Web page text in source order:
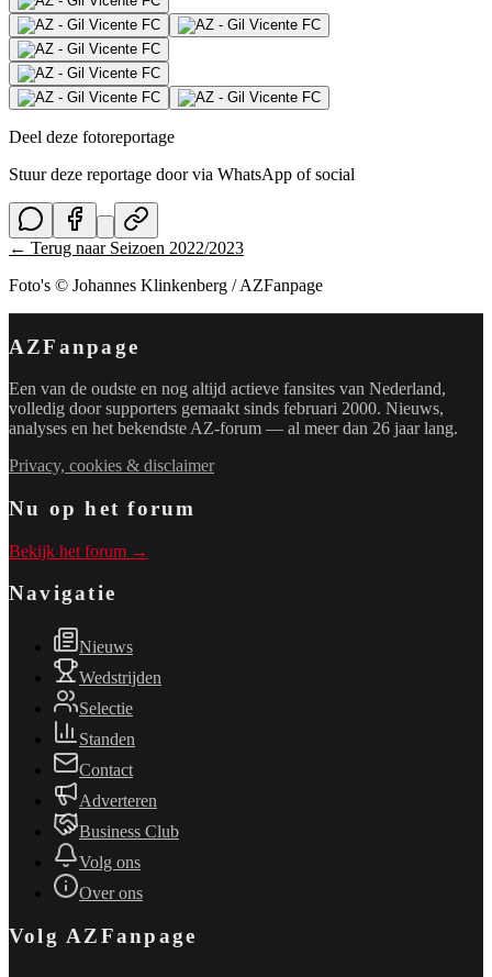
Deel deze fotoreportage
Stuur deze reportage door via WhatsApp of social
← Terug naar Seizoen 2022/2023
Foto's © Johannes Klinkenberg / AZFanpage
AZFanpage
Een van de oudste en nog altijd actieve fansites van Nederland,
volledig door supporters gemaakt sinds februari 2000. Nieuws,
analyses en het bekendste AZ-forum — al meer dan 26 jaar lang.
Privacy, cookies & disclaimer
Nu op het forum
Bekijk het forum →
Navigatie
Nieuws
Wedstrijden
Selectie
Standen
Contact
Adverteren
Business Club
Volg ons
Over ons
Volg AZFanpage